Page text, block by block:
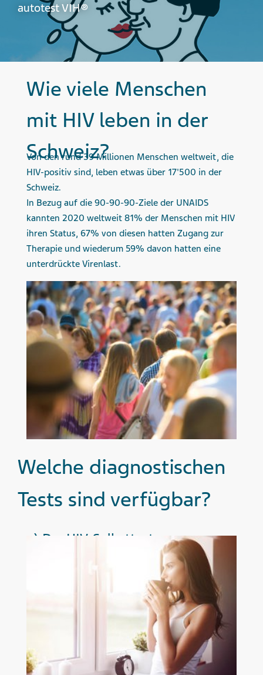
autotest VIH®
Wie viele Menschen
mit HIV leben in der
Schweiz?
Von den rund 39 Millionen Menschen weltweit, die
HIV-positiv sind, leben etwas über 17'500 in der
Schweiz.
In Bezug auf die 90-90-90-Ziele der UNAIDS
kannten 2020 weltweit 81% der Menschen mit HIV
ihren Status, 67% von diesen hatten Zugang zur
Therapie und wiederum 59% davon hatten eine
unterdrückte Virenlast.
Welche diagnostischen
Tests sind verfügbar?
a) Der HIV-Selbsttest